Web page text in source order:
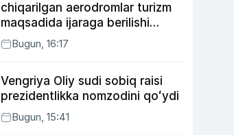
chiqarilgan aerodromlar turizm
maqsadida ijaraga berilishi
mumkin
Bugun, 16:17
Vengriya Oliy sudi sobiq raisi
prezidentlikka nomzodini qoʻydi
Bugun, 15:41